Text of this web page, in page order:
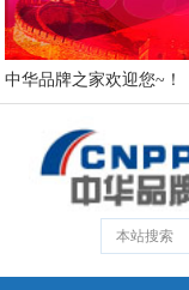
中华品牌之家欢迎您~！